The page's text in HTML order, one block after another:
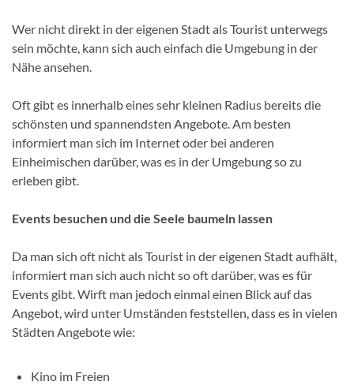
Wer nicht direkt in der eigenen Stadt als Tourist unterwegs
sein möchte, kann sich auch einfach die Umgebung in der
Nähe ansehen.
Oft gibt es innerhalb eines sehr kleinen Radius bereits die
schönsten und spannendsten Angebote. Am besten
informiert man sich im Internet oder bei anderen
Einheimischen darüber, was es in der Umgebung so zu
erleben gibt.
Events besuchen und die Seele baumeln lassen
Da man sich oft nicht als Tourist in der eigenen Stadt aufhält,
informiert man sich auch nicht so oft darüber, was es für
Events gibt. Wirft man jedoch einmal einen Blick auf das
Angebot, wird unter Umständen feststellen, dass es in vielen
Städten Angebote wie:
Kino im Freien